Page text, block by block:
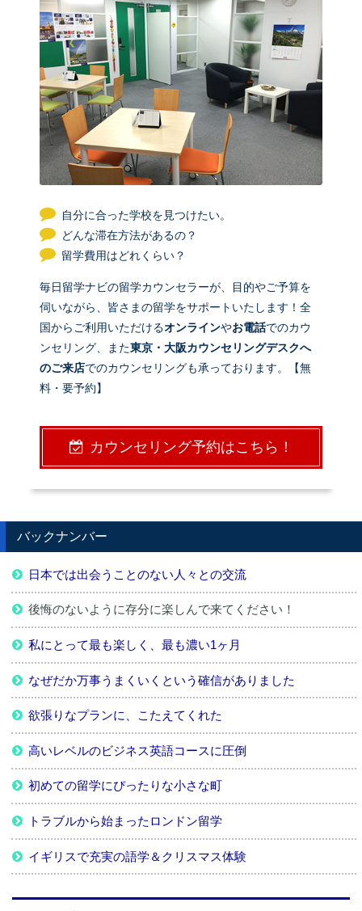
自分に合った学校を見つけたい。
どんな滞在方法があるの？
留学費用はどれくらい？
毎日留学ナビの留学カウンセラーが、目的やご予算を
伺いながら、皆さまの留学をサポートいたします！全
国からご利用いただけるオンラインやお電話でのカウ
ンセリング、また東京・大阪カウンセリングデスクへ
のご来店でのカウンセリングも承っております。【無
料・要予約】
カウンセリング予約はこちら！
バックナンバー
日本では出会うことのない人々との交流
後悔のないように存分に楽しんで来てください！
私にとって最も楽しく、最も濃い1ヶ月
なぜだか万事うまくいくという確信がありました
欲張りなプランに、こたえてくれた
高いレベルのビジネス英語コースに圧倒
初めての留学にぴったりな小さな町
トラブルから始まったロンドン留学
イギリスで充実の語学＆クリスマス体験